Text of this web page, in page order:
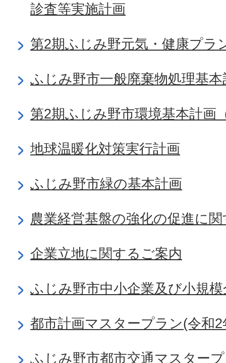
診査等実施計画
第2期ふじみ野元気・健康プラ
ふじみ野市一般廃棄物処理基本
第2期ふじみ野市環境基本計画
地球温暖化対策実行計画
ふじみ野市緑の基本計画
農業経営基盤の強化の促進に
企業立地に関するご案内
ふじみ野市中小企業及び小規
都市計画マスタープラン(令和
ふじみ野市都市交通マスター